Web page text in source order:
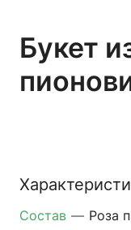
Букет
Состав — Роза